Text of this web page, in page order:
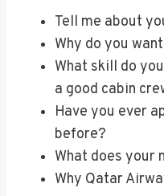
Tell me about
Why do you
What skill do
a good cabin
Have you ever
before?
What does your
Why Qatar